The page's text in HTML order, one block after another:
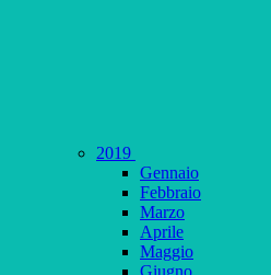
2019
Gennaio
Febbraio
Marzo
Aprile
Maggio